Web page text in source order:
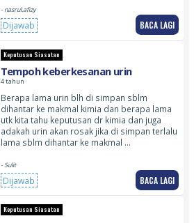
- nasrul.afizy
Dijawab BACA LAGI
Keputusan Siasatan
Tempoh keberkesanan urin
4 tahun
Berapa lama urin blh di simpan sblm
dihantar ke makmal kimia dan berapa lama
utk kita tahu keputusan dr kimia dan juga
adakah urin akan rosak jika di simpan terlalu
lama sblm dihantar ke makmal …
- Sulit
Dijawab BACA LAGI
Keputusan Siasatan